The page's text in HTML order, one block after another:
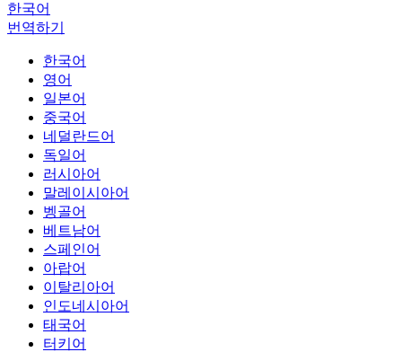
한국어
번역하기
한국어
영어
일본어
중국어
네덜란드어
독일어
러시아어
말레이시아어
벵골어
베트남어
스페인어
아랍어
이탈리아어
인도네시아어
태국어
터키어